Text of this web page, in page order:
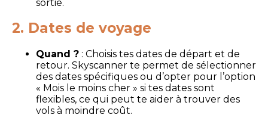
sortie.
2. Dates de voyage
Quand ? : Choisis tes dates de départ et de
retour. Skyscanner te permet de sélectionner
des dates spécifiques ou d’opter pour l’option
« Mois le moins cher » si tes dates sont
flexibles, ce qui peut te aider à trouver des
vols à moindre coût.